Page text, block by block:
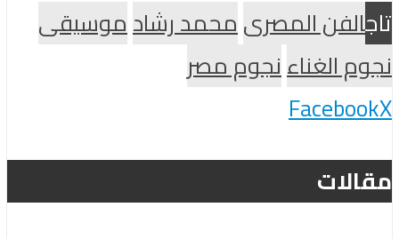
تاجالفن المصرىمحمد رشادموسيقى
نجوم الغناءنجوم مصر
FacebookX
مقالات